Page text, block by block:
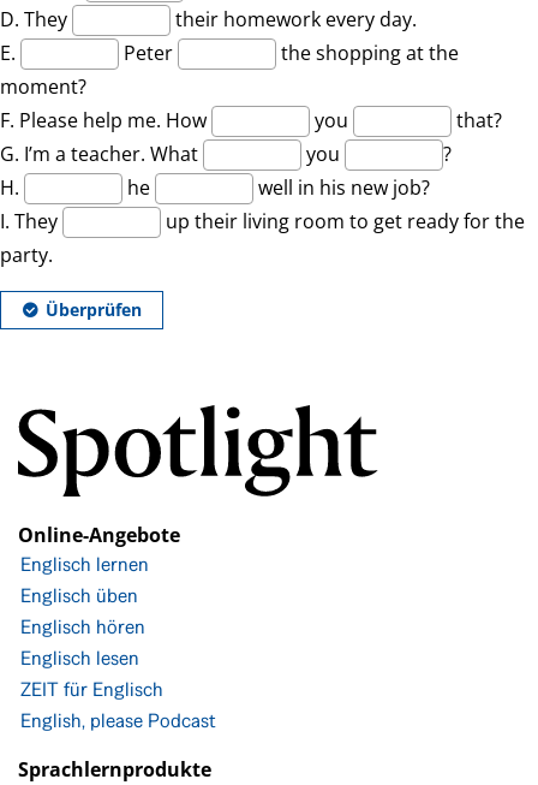
Online-Angebote
Englisch lernen
Englisch üben
Englisch hören
Englisch lesen
ZEIT für Englisch
English, please Podcast
Sprachlernprodukte